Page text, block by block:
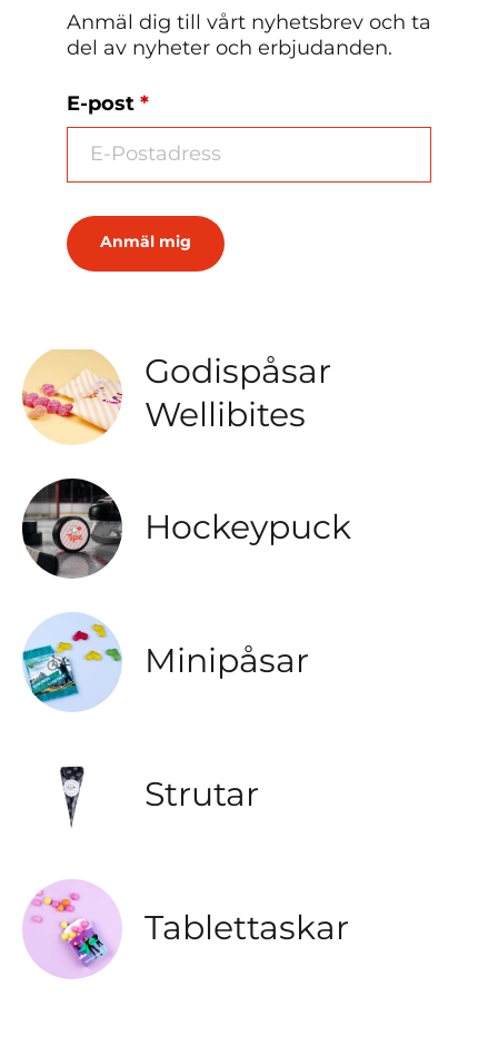
Godisburkar
Wellibites
Godispåsar
Godispåsar
Wellibites
Hockeypuck
Minipåsar
Strutar
Tablettaskar
Anmäl dig till vårt nyhetsbrev och ta
del av nyheter och erbjudanden.
E-post*